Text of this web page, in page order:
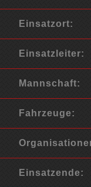
Einsatzort:
Einsatzleiter:
Mannschaft:
Fahrzeuge:
Einsatzende: